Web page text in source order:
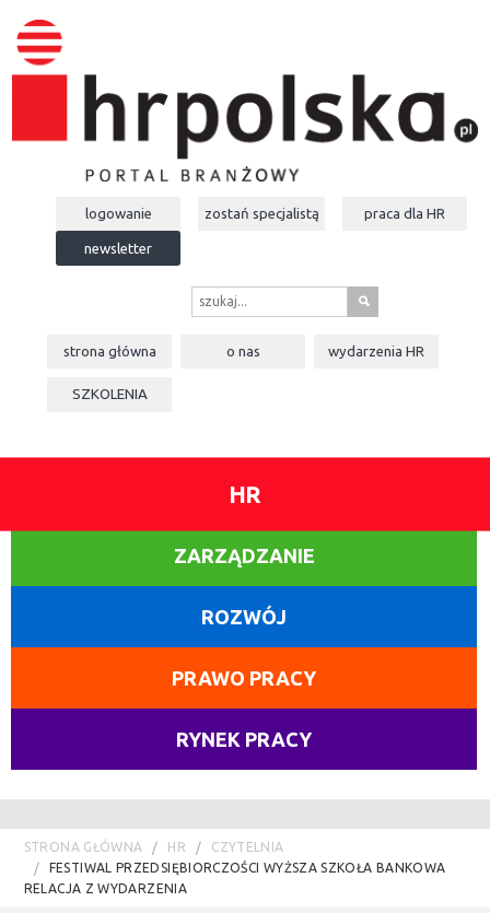
logowanie zostań specjalistą praca dla HR
newsletter
s
strona główna o nas wydarzeniaHR
SZKOLENIA
HR
ZARZĄDZANIE
ROZWÓJ
PRAWO PRACY
RYNEK PRACY
STRONA GŁÓWNA HR
CZYTELNIA
FESTIWAL PRZEDSIĘBIORCZOŚCI WYŻSZA SZKOŁA BANKOWA
RELACJA Z WYDARZENIA